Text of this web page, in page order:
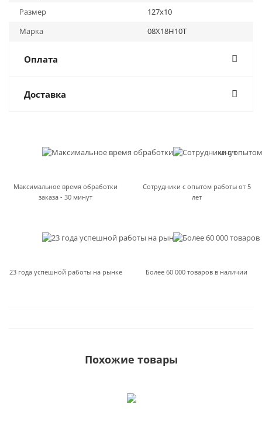
Размер
127х10
Марка
08Х18Н10Т
Оплата
Доставка
Максимальное время обработки
заказа - 30 минут
Сотрудники с опытом работы от 5
лет
23 года успешной работы на рынке Более 60 000 товаров в наличии
Похожие товары